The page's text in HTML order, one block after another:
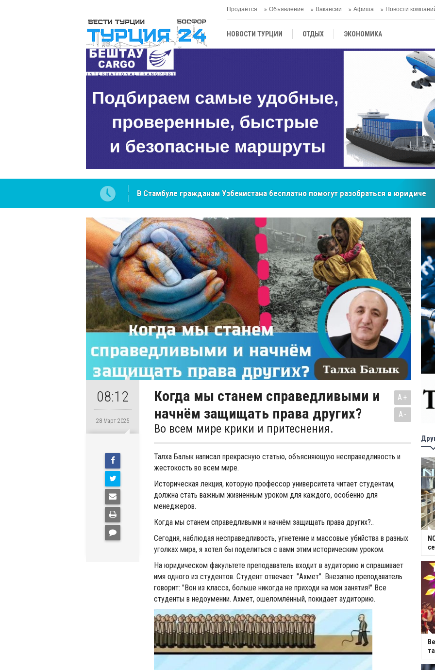
Продаётся Объявление Вакансии Афиша Новости
НОВОСТИ ТУРЦИИ ОТДЫХ ЭКОНОМИКА
ЦЕНТРАЛЬНАЯ АЗИЯ
в юридических NCS Jeans: турецкий бренд, покоривший сердца покупателей Центральной Азии
08:12
28 Март 2025
Когда мы станем справедливыми и
начнём защищать права других?
Во всем мире крики и притеснения.
A+
A-
Талха Балык написал прекрасную статью, объясняющую несправедливость и
жестокость во всем мире.
Историческая лекция, которую профессор университета читает студентам,
должна стать важным жизненным уроком для каждого, особенно для
менеджеров.
Когда мы станем справедливыми и начнём защищать права других?..
Сегодня, наблюдая несправедливость, угнетение и массовые убийства в разных
уголках мира, я хотел бы поделиться с вами этим историческим уроком.
На юридическом факультете преподаватель входит в аудиторию и спрашивает
имя одного из студентов. Студент отвечает: "Ахмет". Внезапно преподаватель
говорит: "Вон из класса, больше никогда не приходи на мои занятия!" Все
студенты в недоумении. Ахмет, ошеломлённый, покидает аудиторию.​